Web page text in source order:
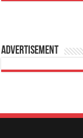
Advertisement